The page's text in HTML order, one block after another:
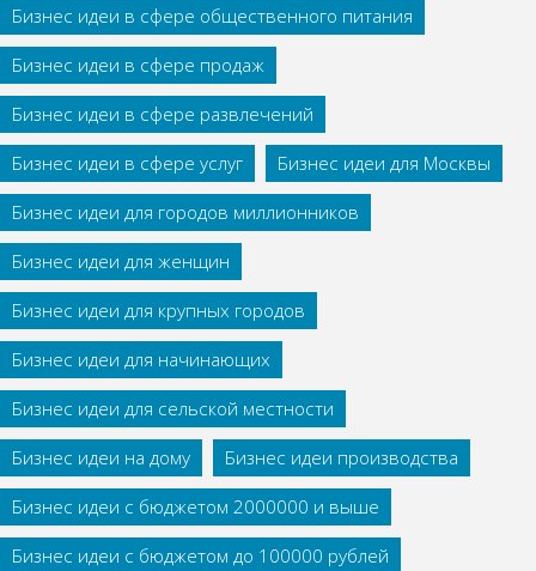
Бизнес идеи в сфере общественного питания
Бизнес идеи в сфере продаж
Бизнес идеи в сфере развлечений
Бизнес идеи в сфере услуг
Бизнес идеи для Москвы
Бизнес идеи для городов миллионников
Бизнес идеи для женщин
Бизнес идеи для крупных городов
Бизнес идеи для начинающих
Бизнес идеи для сельской местности
Бизнес идеи на дому
Бизнес идеи производства
Бизнес идеи с бюджетом 2000000 и выше
Бизнес идеи с бюджетом до 100000 рублей